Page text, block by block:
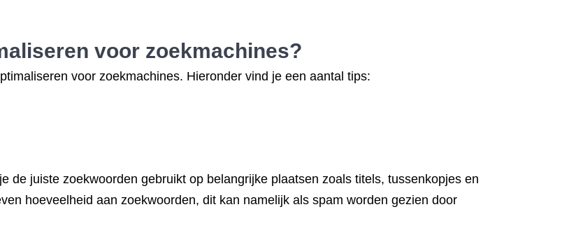
voor zoekmachines?
voor zoekmachines. Hieronder vind je een aantal tips:
de juiste zoekwoorden gebruikt op belangrijke plaatsen zoals titels, tussenkopjes en
hoeveelheid aan zoekwoorden, dit kan namelijk als spam worden gezien door